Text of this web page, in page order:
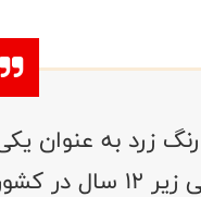
زرد به عنوان
آغاز شد.